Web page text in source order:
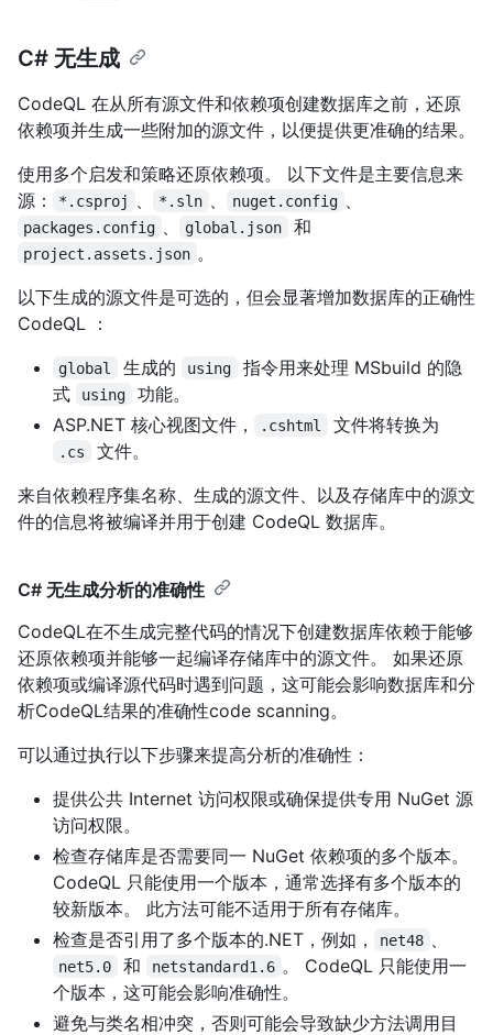
C# 无生成
CodeQL 在从所有源文件和依赖项创建数据库之前，还原
依赖项并生成一些附加的源文件，以便提供更准确的结果。
使用多个启发和策略还原依赖项。 以下文件是主要信息来
源：
*.csproj *.sln nuget.config
packages.config global.json 和
project.assets.json 。
以下生成的源文件是可选的，但会显著增加数据库的正确性
CodeQL ：
global 生成的 using
指令用来处理 MSbuild 的隐
式
using
功能。
ASP.NET 核心视图文件，
.cshtml 文件将转换为
.cs
文件。
来自依赖程序集名称、生成的源文件、以及存储库中的源文
件的信息将被编译并用于创建 CodeQL 数据库。
C# 无生成分析的准确性
CodeQL在不生成完整代码的情况下创建数据库依赖于能够
还原依赖项并能够一起编译存储库中的源文件。 如果还原
依赖项或编译源代码时遇到问题，这可能会影响数据库和分
析CodeQL结果的准确性code scanning。
可以通过执行以下步骤来提高分析的准确性：
提供公共 Internet 访问权限或确保提供专用 NuGet 源
访问权限。
检查存储库是否需要同一 NuGet 依赖项的多个版本。
CodeQL 只能使用一个版本，通常选择有多个版本的
较新版本。 此方法可能不适用于所有存储库。
检查是否引用了多个版本的.NET，例如，
net48
net5.0 和 netstandard1.6 。 CodeQL 只能使用一
个版本，这可能会影响准确性。
避免与类名相冲突，否则可能会导致缺少方法调用目